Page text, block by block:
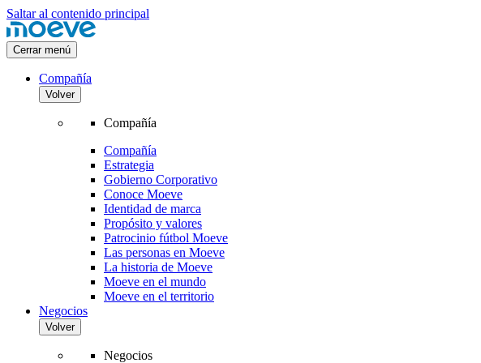
Saltar al contenido principal
Cerrar menú
Compañía
Volver
Compañía
Compañía
Estrategia
Gobierno Corporativo
Conoce Moeve
Identidad de marca
Propósito y valores
Patrocinio fútbol Moeve
Las personas en Moeve
La historia de Moeve
Moeve en el mundo
Moeve en el territorio
Negocios
Volver
Negocios